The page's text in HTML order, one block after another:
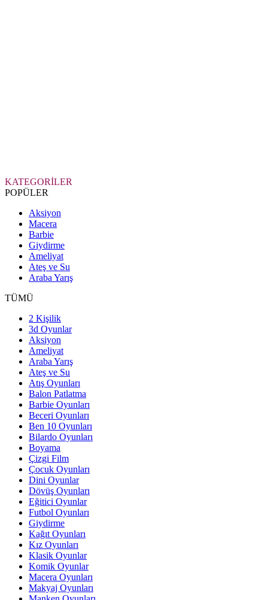
KATEGORİLER
POPÜLER
Aksiyon
Macera
Barbie
Giydirme
Ameliyat
Ateş ve Su
Araba Yarış
TÜMÜ
2 Kişilik
3d Oyunlar
Aksiyon
Ameliyat
Araba Yarış
Ateş ve Su
Atış Oyunları
Balon Patlatma
Barbie Oyunları
Beceri Oyunları
Ben 10 Oyunları
Bilardo Oyunları
Boyama
Çizgi Film
Çocuk Oyunları
Dini Oyunlar
Dövüş Oyunları
Eğitici Oyunlar
Futbol Oyunları
Giydirme
Kağıt Oyunları
Kız Oyunları
Klasik Oyunlar
Komik Oyunlar
Macera Oyunları
Makyaj Oyunları